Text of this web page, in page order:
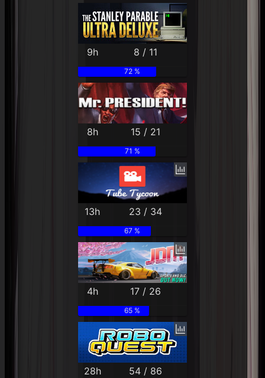
9h 8 / 11
72 %
8h 15 / 21
71 %
13h 23 / 34
67 %
4h 17 / 26
65 %
28h 54 / 86